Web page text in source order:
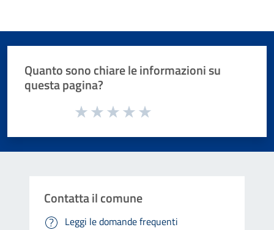
Quanto sono chiare le informazioni su
questa pagina?
Valuta da 1 a 5 stelle la pagina
Contatta il comune
Leggi le domande frequenti